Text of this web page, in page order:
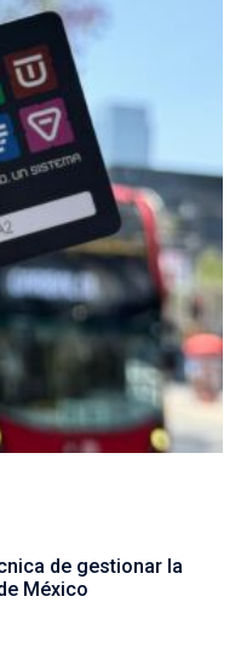
de gestionar la
México